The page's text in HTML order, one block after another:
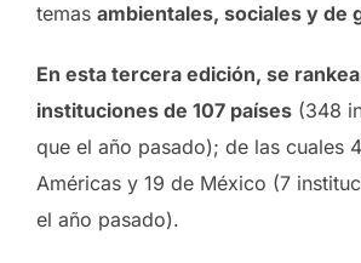
temas ambientales, sociales y de
En esta tercera edición, se
instituciones de 107 países (348
que el año pasado); de las cuales
Américas y 19 de México (7
el año pasado).